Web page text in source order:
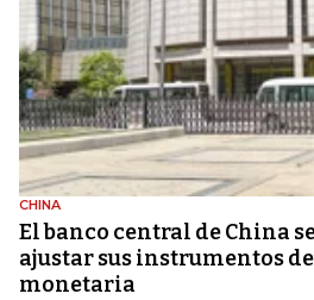
CHINA
El banco central de China
ajustar sus instrumentos
monetaria